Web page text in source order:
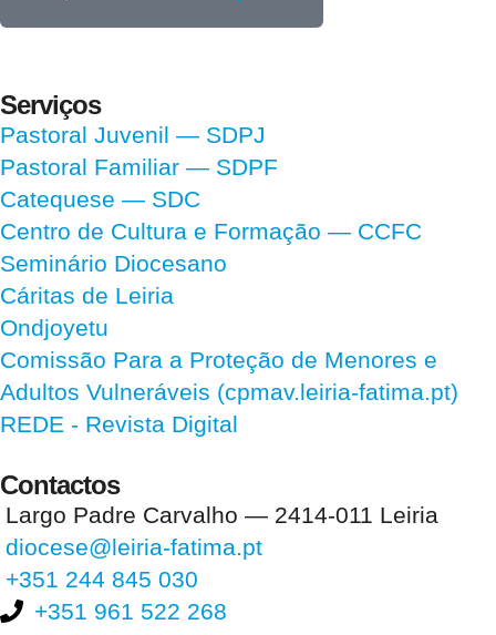
Serviços
Pastoral Juvenil — SDPJ
Pastoral Familiar — SDPF
Catequese — SDC
Centro de Cultura e Formação — CCFC
Seminário Diocesano
Cáritas de Leiria
Ondjoyetu
Comissão Para a Proteção de Menores e
Adultos Vulneráveis (cpmav.leiria-fatima.pt)
REDE - Revista Digital
Contactos
Largo Padre Carvalho — 2414-011 Leiria
diocese@leiria-fatima.pt
+351 244 845 030
+351 961 522 268